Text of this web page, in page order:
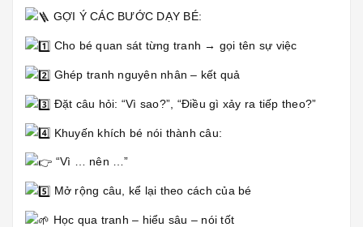
GỢI Ý CÁC BƯỚC DẠY BÉ:
Cho bé quan sát từng tranh → gọi tên sự việc
Ghép tranh nguyên nhân – kết quả
Đặt câu hỏi: “Vì sao?”, “Điều gì xảy ra tiếp theo?”
Khuyến khích bé nói thành câu:
“Vì … nên …”
Mở rộng câu, kể lại theo cách của bé
Học qua tranh – hiểu sâu – nói tốt